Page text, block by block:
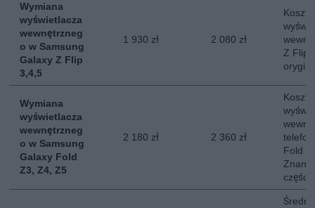
Wymiana
wyświetlacza
wewnętrzneg
o w Samsung
Galaxy Z Flip
3,4,5
1 930 zł 2 080 zł
Koszt
Z Flip
Wymiana
wyświetlacza
wewnętrzneg
o w Samsung
Galaxy Fold
Z3, Z4, Z5
2 180 zł 2 360 zł
Koszt
Fold
Znany
części.
Średni